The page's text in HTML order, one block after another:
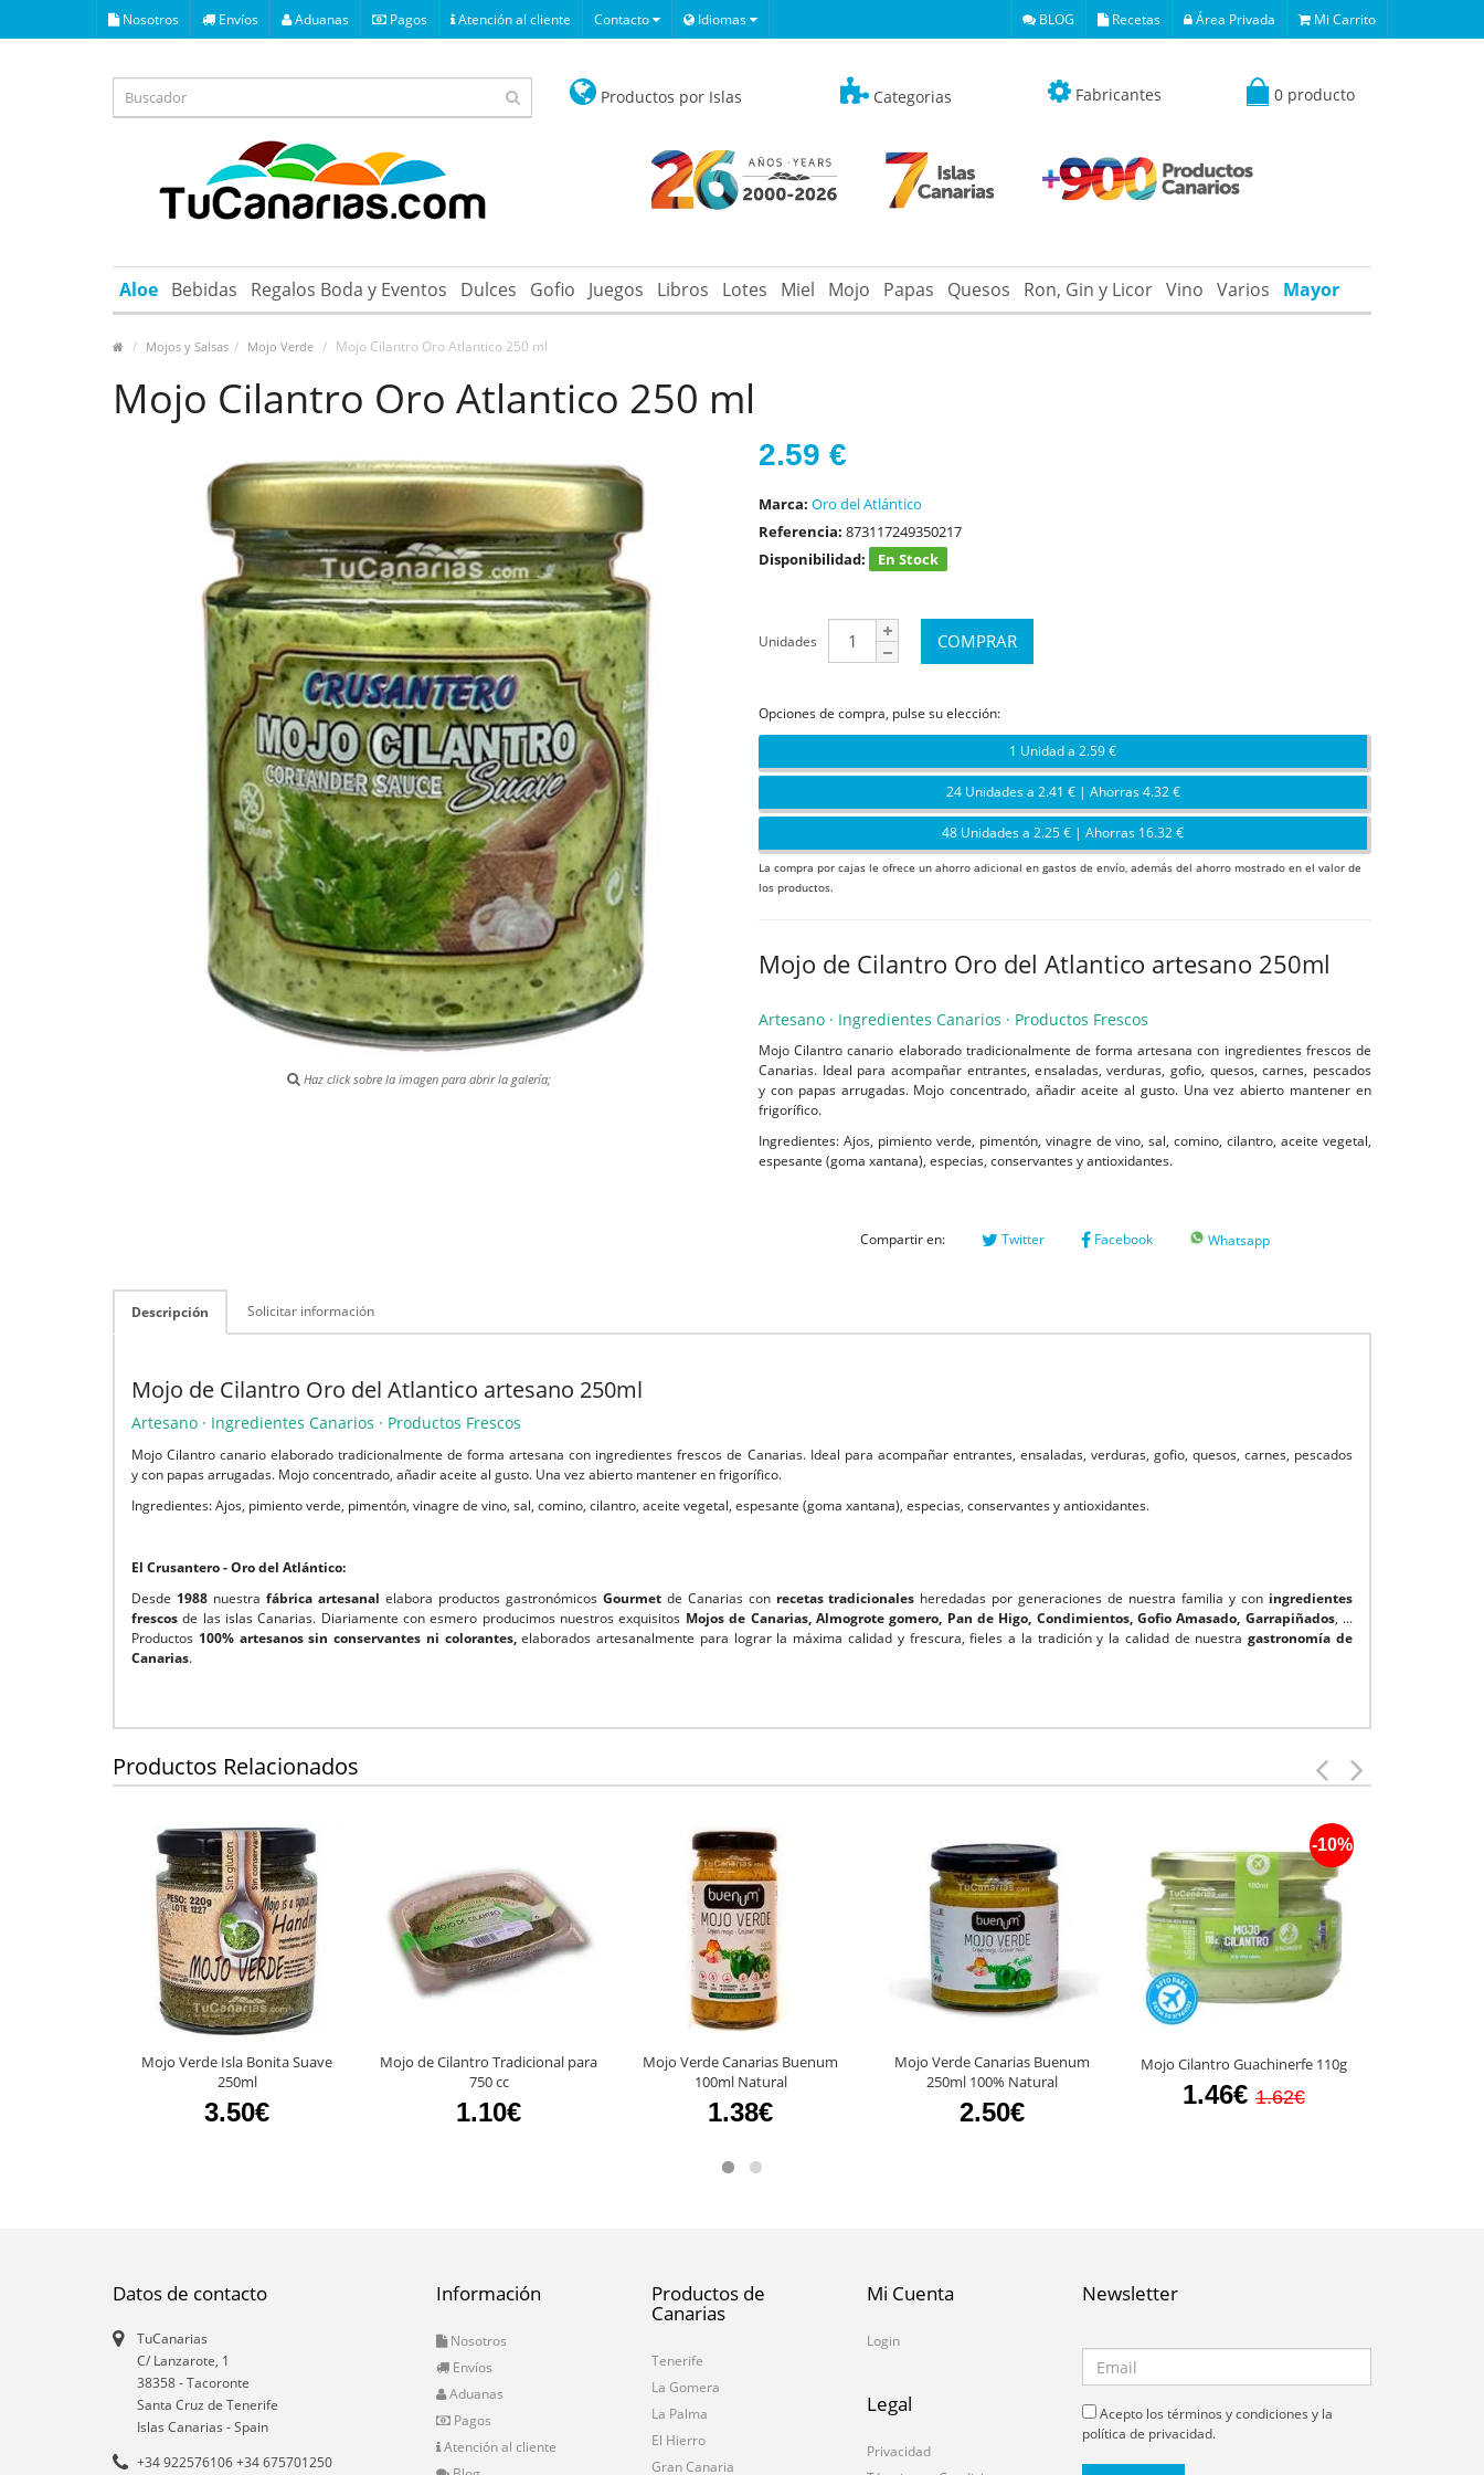
Nosotros Envíos Aduanas Pagos Atención al cliente Contacto Idiomas BLOG Recetas Área Privada Mi Carrito
Productos por Islas Categorias Fabricantes 0 producto
Aloe Bebidas Regalos Boda y Eventos Dulces Gofio Juegos Libros Lotes Miel Mojo Papas Quesos Ron, Gin y Licor Vino Varios Mayor
Mojos y Salsas Mojo Verde Mojo Cilantro Oro Atlantico 250 ml
Mojo Cilantro Oro Atlantico 250 ml
Haz click sobre la imagen para abrir la galería;
2.59 €
Marca: Oro del Atlántico
Referencia: 873117249350217
Disponibilidad:
En Stock
Unidades
Opciones de compra, pulse su elección:
1 Unidad a 2.59 €
24 Unidades a 2.41 € | Ahorras 4.32 €
48 Unidades a 2.25 € | Ahorras 16.32 €
La compra por cajas le ofrece un ahorro adicional en gastos de envío, además del ahorro mostrado en el valor de
los productos.
Mojo de Cilantro Oro del Atlantico artesano 250ml
Artesano · Ingredientes Canarios · Productos Frescos
Mojo Cilantro canario elaborado tradicionalmente de forma artesana con ingredientes frescos de
Canarias. Ideal para acompañar entrantes, ensaladas, verduras, gofio, quesos, carnes, pescados
y con papas arrugadas. Mojo concentrado, añadir aceite al gusto. Una vez abierto mantener en
frigorífico.
Ingredientes: Ajos, pimiento verde, pimentón, vinagre de vino, sal, comino, cilantro, aceite vegetal,
espesante (goma xantana), especias, conservantes y antioxidantes.
Compartir en: Twitter Facebook Whatsapp
Descripción Solicitar información
Mojo de Cilantro Oro del Atlantico artesano 250ml
Artesano · Ingredientes Canarios · Productos Frescos
Mojo Cilantro canario elaborado tradicionalmente de forma artesana con ingredientes frescos de Canarias. Ideal para acompañar entrantes, ensaladas, verduras, gofio, quesos, carnes, pescados
y con papas arrugadas. Mojo concentrado, añadir aceite al gusto. Una vez abierto mantener en frigorífico.
Ingredientes: Ajos, pimiento verde, pimentón, vinagre de vino, sal, comino, cilantro, aceite vegetal, espesante (goma xantana), especias, conservantes y antioxidantes.
El Crusantero - Oro del Atlántico:
Desde 1988nuestra fábrica artesanal elabora productos gastronómicos Gourmet de Canarias con recetas tradicionales heredadas por generaciones de nuestra familia y con ingredientes
frescos de las islas Canarias. Diariamente con esmero producimos nuestros exquisitos Mojos de Canarias, Almogrote gomero, Pan de Higo, Condimientos, Gofio Amasado, Garrapiñados, ...
Productos 100% artesanos sin conservantes ni colorantes,elaborados artesanalmente para lograr la máxima calidad y frescura, fieles a la tradición y la calidad de nuestragastronomía de
Canarias.
Productos Relacionados
Mojo Verde Isla Bonita Suave
250ml
3.50€
Mojo de Cilantro Tradicional para
750 cc
1.10€
Mojo Verde Canarias Buenum
100ml Natural
1.38€
Mojo Verde Canarias Buenum
250ml 100% Natural
2.50€
Mojo Cilantro Guachinerfe 110g
1.46€
-10%
1.62€
Datos de contacto
TuCanarias
C/ Lanzarote, 1
38358-Tacoronte
Santa Cruz de Tenerife
Islas Canarias - Spain
+34 922576106 +34 675701250
Información
Nosotros
Envíos
Aduanas
Pagos
Atención al cliente
Productos de
Canarias
Tenerife
La Gomera
La Palma
El Hierro
Gran Canaria
Mi Cuenta
Login
Legal
Privacidad
Newsletter
Acepto los términos y condiciones y la
política de privacidad.